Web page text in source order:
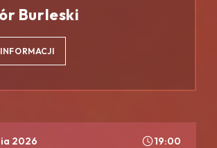
Burleski
2026 19:00